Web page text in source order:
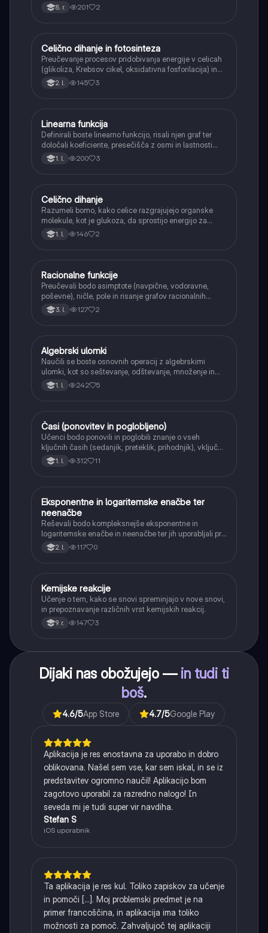
Učenci bodo znali narisati graf linearne funkcije.
8. r. 201 2
Naravoslovje
Celično dihanje in fotosinteza
Preučevanje procesov pridobivanja energije v celicah
(glikoliza, Krebsov cikel, oksidativna fosforilacija) in
pretvorbe svetlobne energije v kemično energijo
(fotosinteza).
2. l. 145 3
Matematika
Linearna funkcija
Definirali boste linearno funkcijo, risali njen graf ter
določali koeficiente, presečišča z osmi in lastnosti
(naraščanje/padanje).
1. l. 200 3
Biologija
Celično dihanje
Razumeli bomo, kako celice razgrajujejo organske
molekule, kot je glukoza, da sprostijo energijo za
svoje delovanje.
1. l. 146 2
Matematika
Racionalne funkcije
Preučevali bodo asimptote (navpične, vodoravne,
poševne), ničle, pole in risanje grafov racionalnih
funkcij.
3. l. 127 2
Matematika
Algebrski ulomki
Naučili se boste osnovnih operacij z algebrskimi
ulomki, kot so seštevanje, odštevanje, množenje in
deljenje.
1. l. 242 5
Angleščina
Časi (ponovitev in poglobljeno)
Učenci bodo ponovili in poglobili znanje o vseh
ključnih časih (sedanjik, preteklik, prihodnjik), vključno
s Perfect tenses (Present Perfect Continuous, Past
Perfect, Future Perfect) in njihovo uporabo.
1. l. 312 11
Matematika
Eksponentne in logaritemske enačbe ter
neenačbe
Reševali bodo kompleksnejše eksponentne in
logaritemske enačbe in neenačbe ter jih uporabljali pri
reševanju praktičnih problemov.
2. l. 117 0
Naravoslovje
Kemijske reakcije
Učenje o tem, kako se snovi spreminjajo v nove snovi,
in prepoznavanje različnih vrst kemijskih reakcij.
9. r. 147 3
Dijaki nas obožujejo — in tudi ti
boš.
4.6/5App Store 4.7/5Google Play
Aplikacija je res enostavna za uporabo in dobro
oblikovana. Našel sem vse, kar sem iskal, in se iz
predstavitev ogromno naučil! Aplikacijo bom
zagotovo uporabil za razredno nalogo! In
seveda mi je tudi super vir navdiha.
Stefan S
iOS uporabnik
Ta aplikacija je res kul. Toliko zapiskov za učenje
in pomoči [...]. Moj problemski predmet je na
primer francoščina, in aplikacija ima toliko
možnosti za pomoč. Zahvaljujoč tej aplikaciji